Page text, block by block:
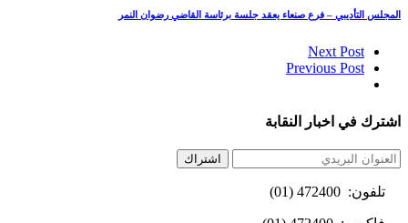
المجلس التأديبي – فرع صنعاء يعقد جلسة برئاسة القاضي رضوان النمر
Next Post
Previous Post
اشترك في اخبار النقابة
اشتراك
تلفون: 472400 (01)